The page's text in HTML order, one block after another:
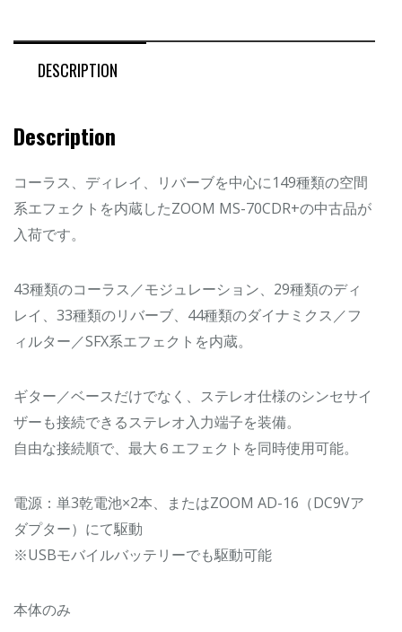
DESCRIPTION
Description
コーラス、ディレイ、リバーブを中心に149種類の空間
系エフェクトを内蔵したZOOM MS-70CDR+の中古品が
入荷です。
43種類のコーラス／モジュレーション、29種類のディ
レイ、33種類のリバーブ、44種類のダイナミクス／フ
ィルター／SFX系エフェクトを内蔵。
ギター／ベースだけでなく、ステレオ仕様のシンセサイ
ザーも接続できるステレオ入力端子を装備。
自由な接続順で、最大６エフェクトを同時使用可能。
電源：単3乾電池×2本、またはZOOM AD-16（DC9Vア
ダプター）にて駆動
※USBモバイルバッテリーでも駆動可能
本体のみ